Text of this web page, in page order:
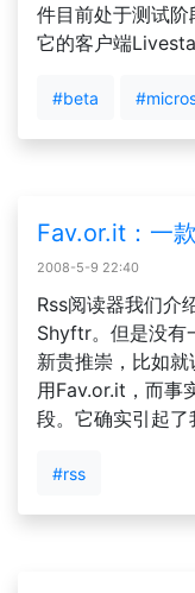
件目前处于测试
它的客户端
#beta
Fav.or.it：一
2008-5-9 22:40
Rss阅读器我们介
Shyftr。但是没有
新贵推崇，比如
用Fav.or.it，而事
段。它确实引起
#rss